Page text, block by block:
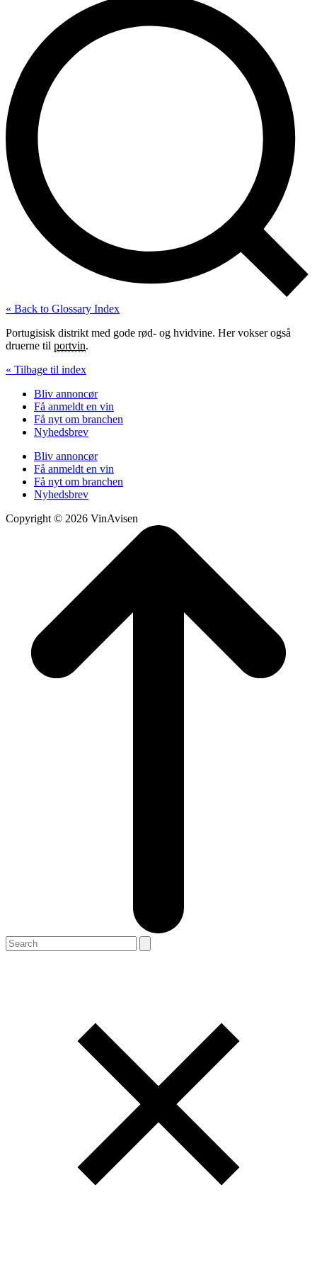
« Back to Glossary Index
Portugisisk distrikt med gode rød- og hvidvine. Her vokser også
druerne til portvin.
« Tilbage til index
Bliv annoncør
Få anmeldt en vin
Få nyt om branchen
Nyhedsbrev
Bliv annoncør
Få anmeldt en vin
Få nyt om branchen
Nyhedsbrev
Copyright © 2026 VinAvisen